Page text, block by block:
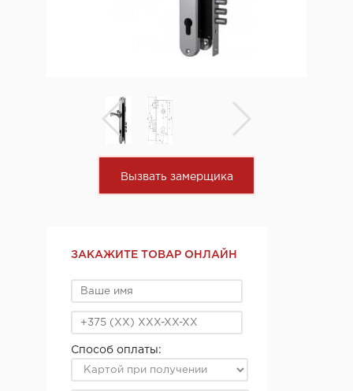
Вызвать замерщика
ЗАКАЖИТЕ ТОВАР ОНЛАЙН
Способ оплаты: